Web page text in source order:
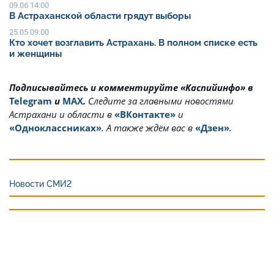
09.06 14:00
В Астраханской области грядут выборы
25.05 09:00
Кто хочет возглавить Астрахань. В полном списке есть
и женщины
Подписывайтесь и комментируйте «Каспийинфо» в
Telegram и MAX. Cледите за главными новостями
Астрахани и области в «ВКонтакте» и
«Одноклассниках». А также ждём вас в «Дзен».
Новости СМИ2